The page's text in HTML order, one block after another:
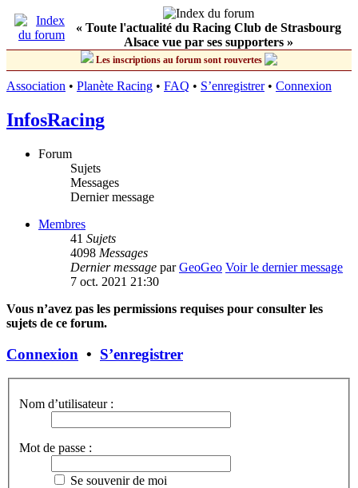
« Toute l'actualité du Racing Club de Strasbourg
Alsace vue par ses supporters »
Les inscriptions au forum sont rouvertes
Association • Planète Racing • FAQ • S’enregistrer• Connexion
InfosRacing
Forum
Sujets
Messages
Dernier message
Membres
41 Sujets
4098 Messages
Dernier message parGeoGeo Voir le dernier message
7 oct. 2021 21:30
Vous n’avez pas les permissions requises pour consulter les
sujets de ce forum.
Connexion • S’enregistrer
Nom d’utilisateur :
Mot de passe :
Se souvenir de moi